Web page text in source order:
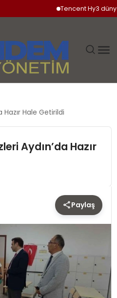
Tencent Hy3 dünya
Hazır Hale Getirildi
Aydın’da Hazır
Paylaş